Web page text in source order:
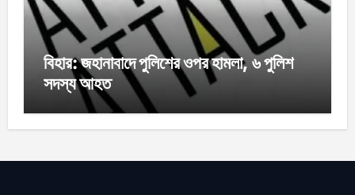
বিহার: জহানাবাদে পুলিশের ওপর হামলা, ৬ পুলিশ
সদস্য আহত